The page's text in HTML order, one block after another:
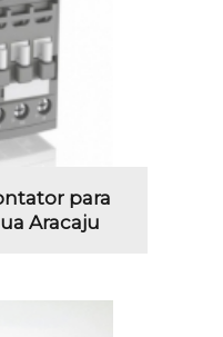
para
Aracaju